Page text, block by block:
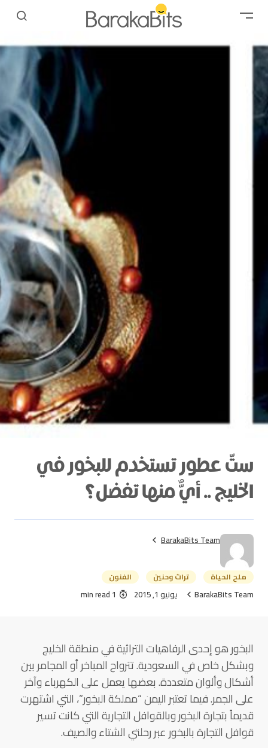
ستّ عطور تستخدم للبخور في
الخليج .. أيٌّ منها تفضل؟
BarakaBits Team
ملح الحياة تراث وحنين الفنون
BarakaBits Team يونيو 1, 2015 1 min read
البخور هو إحدى الرفاهيات التراثية في منطقة الخليج
وبشكل خاص في السعودية. تترواح المباخر أو المجامر بين
أشكال وألوان متعددة. بعضها يعمل على الكهرباء وآخر
على الجمر. فيما تعتبر اليمن “مملكة البخور”، التي اشتهرت
قديماً بتجارة البخور وبالقوافل التجارية التي كانت تسير
قوافل التجارة بالبخور عبر رحلتي الشتاء والصيف.